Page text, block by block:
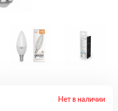
Нет в наличии